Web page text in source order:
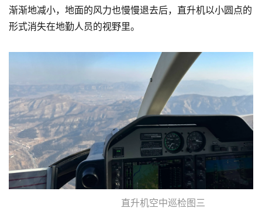
渐渐地减小，地面的风力也慢慢退去后，直升机以小圆点的
形式消失在地勤人员的视野里。
直升机空中巡检图三